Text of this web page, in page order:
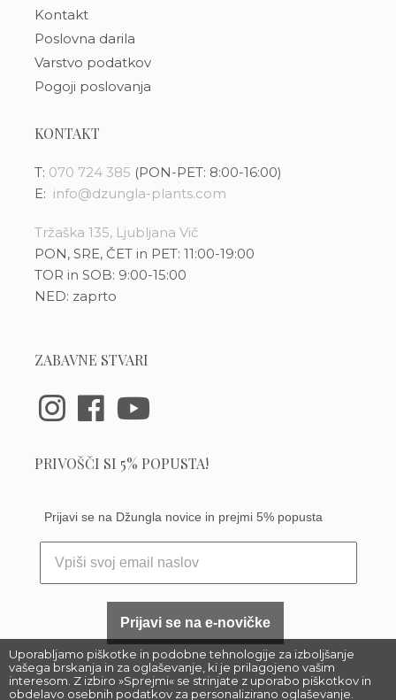
Uporabljamo piškotke in podobne tehnologije za izboljšanje
vašega brskanja in za oglaševanje, ki je prilagojeno vašim
interesom. Z izbiro »Sprejmi« se strinjate z uporabo piškotkov in
obdelavo osebnih podatkov za personalizirano oglaševanje.
Kontakt
Poslovna darila
Varstvo podatkov
Pogoji poslovanja
KONTAKT
T: 070 724 385 (PON-PET: 8:00-16:00)
E: info@dzungla-plants.com
Tržaška 135, Ljubljana Vič
PON, SRE, ČET in PET: 11:00-19:00
TOR in SOB: 9:00-15:00
NED: zaprto
ZABAVNE STVARI
PRIVOŠČI SI 5% POPUSTA!
Prijavi se na Džungla novice in prejmi 5% popusta
Prijavi se na e-novičke